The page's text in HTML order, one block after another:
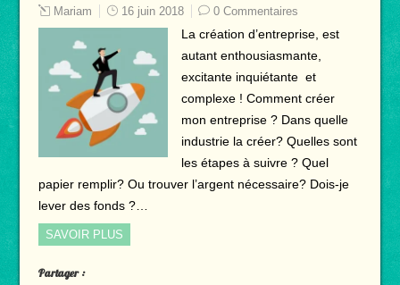
Mariam 16 juin 2018 0 Commentaires
La création d’entreprise, est
autant enthousiasmante,
excitante inquiétante et
complexe ! Comment créer
mon entreprise ? Dans quelle
industrie la créer? Quelles sont
les étapes à suivre ? Quel
papier remplir? Ou trouver l’argent nécessaire? Dois-je
lever des fonds ?…
SAVOIR PLUS
Partager :